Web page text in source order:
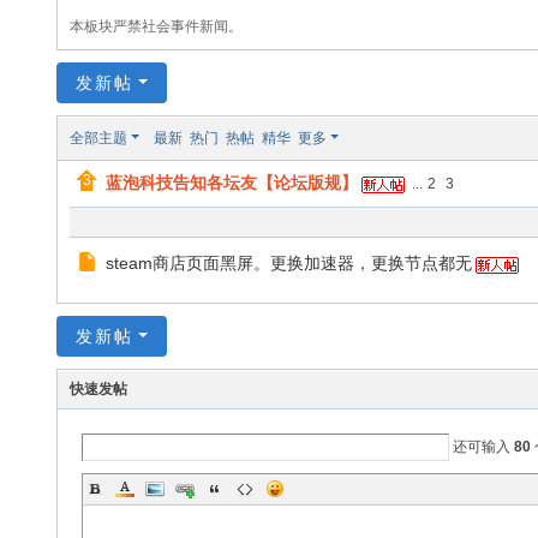
办
公
乐
软
学
交
论
坛
本板块严禁社会事件新闻。
发新帖
全部主题 最新 热门 热帖 精华 更多
蓝泡科技告知各坛友【论坛版规】 ... 2 3
steam商店页面黑屏。更换加速器，更换节点都无
发新帖
快速发帖
还可输入 80